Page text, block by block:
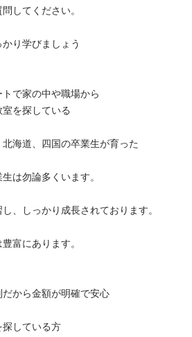
してください。
り学びましょう
トで家の中や職場から
を探している
海道、四国の卒業生が育った
は勿論多くいます。
、しっかり成長されております。
富にあります。
だから金額が明確で安心
探している方